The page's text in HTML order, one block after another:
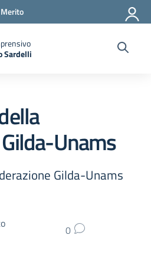
Sardelli
Unams
Gilda-Unams
0